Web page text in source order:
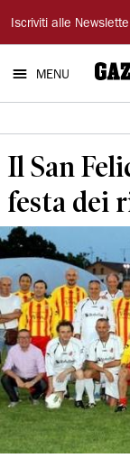
Gazzetta
di
Modena
Iscriviti alle
MENU
Il San
festa dei